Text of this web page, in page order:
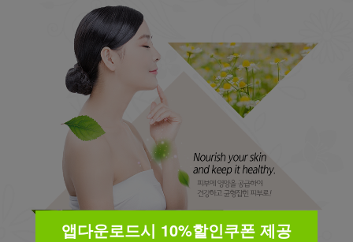
앱다운로드시 10%할인쿠폰 제공